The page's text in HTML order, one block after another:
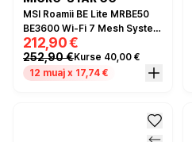
MSI Roamii BE Lite MRBE50
BE3600 Wi-Fi 7 Mesh System
2-Pack – Dual Band, 2.5GbE,
MLO, MU-MIMO
212,90 €
252,90 €Kurse 40,00 €
12 muaj x 17,74 €